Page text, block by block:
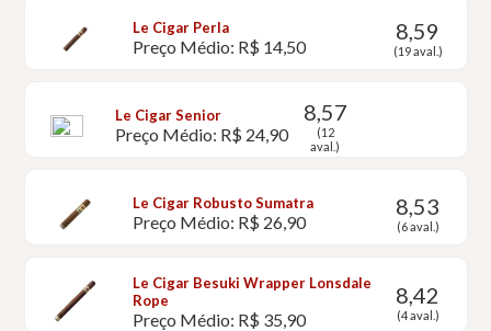
Le Cigar Perla
Preço Médio: R$ 14,50
8,59
(19 aval.)
Le Cigar Senior
Preço Médio: R$ 24,90
8,57
(12
aval.)
Le Cigar Robusto Sumatra
Preço Médio: R$ 26,90
8,53
(6 aval.)
Le Cigar Besuki Wrapper Lonsdale
Rope
Preço Médio: R$ 35,90
8,42
(4 aval.)